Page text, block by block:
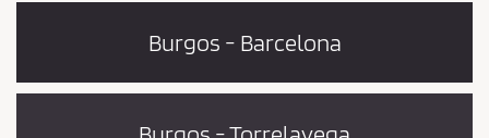
Burgos - Barcelona